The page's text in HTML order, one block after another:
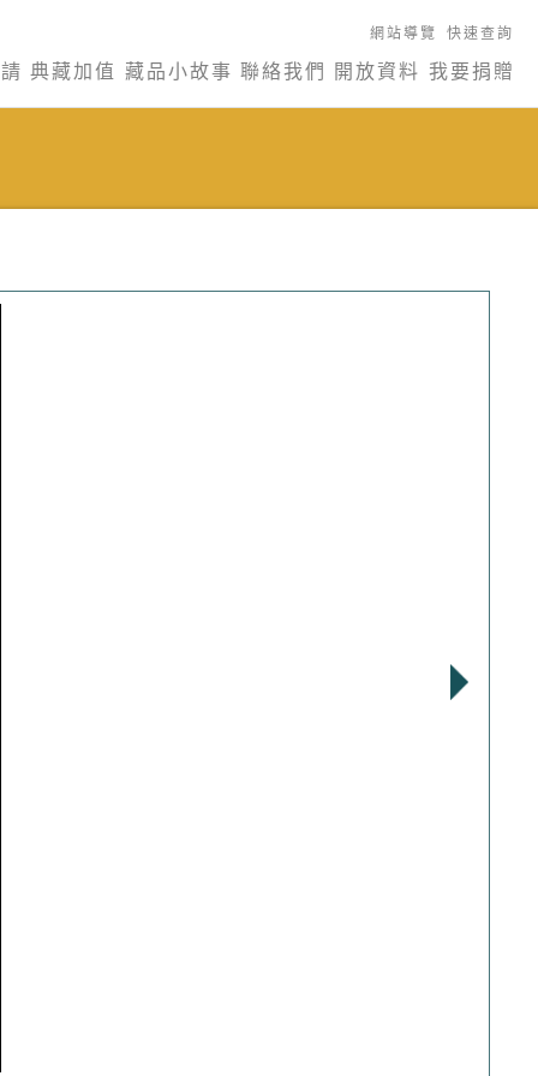
網站導覽 快速查詢
典藏加值 藏品小故事 聯絡我們 開放資料 我要捐贈